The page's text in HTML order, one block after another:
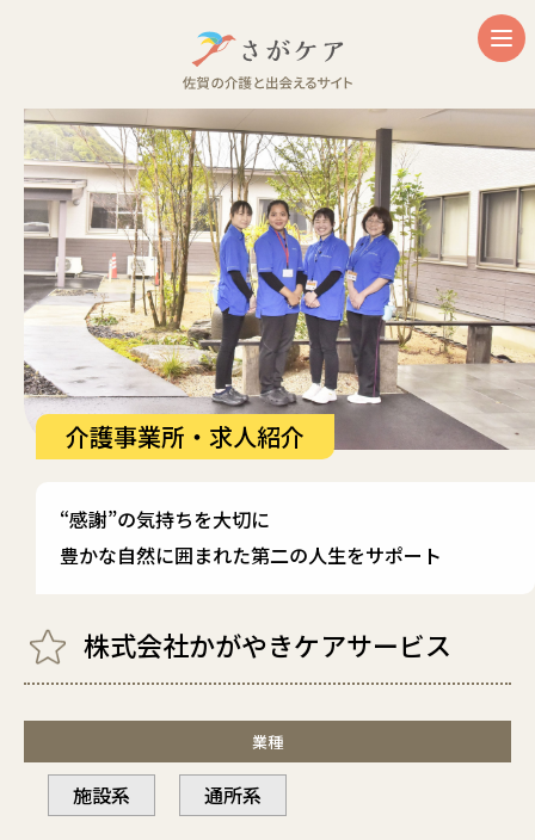
介護事業所・求人紹介
“感謝”の気持ちを大切に
豊かな自然に囲まれた第二の人生をサポート
株式会社かがやきケアサービス
業種
施設系 通所系